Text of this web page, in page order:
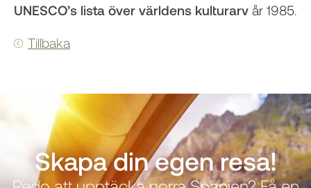
UNESCO’s lista över världens kulturarv år 1985.
Tillbaka
Skapa din egen resa!